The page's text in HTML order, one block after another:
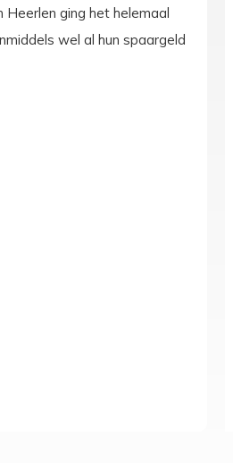
Heerlen ging het helemaal
wel al hun spaargeld